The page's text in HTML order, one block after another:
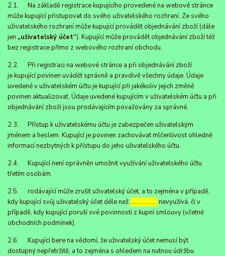
2.1. Na základě registrace kupujícího provedené na webové stránce
může kupující přistupovat do svého uživatelského rozhraní. Ze svého
uživatelského rozhraní může kupující provádět objednávání zboží (dále
jen „uživatelský účet“). Kupující může provádět objednávání zboží též
bez registrace přímo z webového rozhraní obchodu.
2.2. Při registraci na webové stránce a při objednávání zboží
je kupující povinen uvádět správně a pravdivě všechny údaje. Údaje
uvedené v uživatelském účtu je kupující při jakékoliv jejich změně
povinen aktualizovat. Údaje uvedené kupujícím v uživatelském účtu a při
objednávání zboží jsou prodávajícím považovány za správné.
2.3. Přístup k uživatelskému účtu je zabezpečen uživatelským
jménem a heslem. Kupující je povinen zachovávat mlčenlivost ohledně
informací nezbytných k přístupu do jeho uživatelského účtu.
2.4. Kupující není oprávněn umožnit využívání uživatelského účtu
třetím osobám.
2.5. rodávající může zrušit uživatelský účet, a to zejména v případě,
kdy kupující svůj uživatelský účet déle než……………… nevyužívá, či v
případě, kdy kupující poruší své povinnosti z kupní smlouvy (včetně
obchodních podmínek).
2.6. Kupující bere na vědomí, že uživatelský účet nemusí být
dostupný nepřetržitě, a to zejména s ohledem na nutnou údržbu